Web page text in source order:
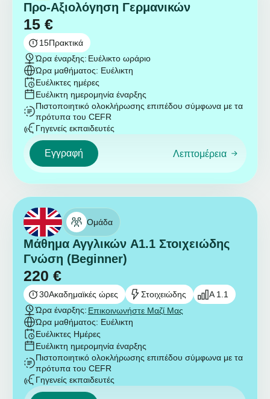
Προ-Αξιολόγηση Γερμανικών
15 €
15Πρακτικά
Ώρα έναρξης: Ευέλικτο ωράριο
Ώρα μαθήματος: Ευέλικτη
Ευέλικτες ημέρες
Ευέλικτη ημερομηνία έναρξης
Πιστοποιητικό ολοκλήρωσης επιπέδου σύμφωνα με τα
πρότυπα του CEFR
Γηγενείς εκπαιδευτές
Εγγραφή Λεπτομέρεια
Ομάδα
Μάθημα Αγγλικών A1.1 Στοιχειώδης
Γνώση (Beginner)
220 €
30Ακαδημαϊκές ώρες Στοιχειώδης
A 1.1
Ώρα έναρξης: Επικοινωνήστε Μαζί Μας
Ώρα μαθήματος: Ευέλικτη
Ευέλικτες Ημέρες
Ευέλικτη ημερομηνία έναρξης
Πιστοποιητικό ολοκλήρωσης επιπέδου σύμφωνα με τα
πρότυπα του CEFR
Γηγενείς εκπαιδευτές